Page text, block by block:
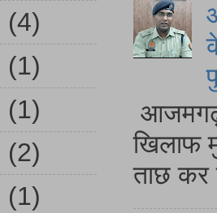
आजमगढ़
खिलाफ
ताछ कर
(4)
(1)
(1)
(2)
(1)